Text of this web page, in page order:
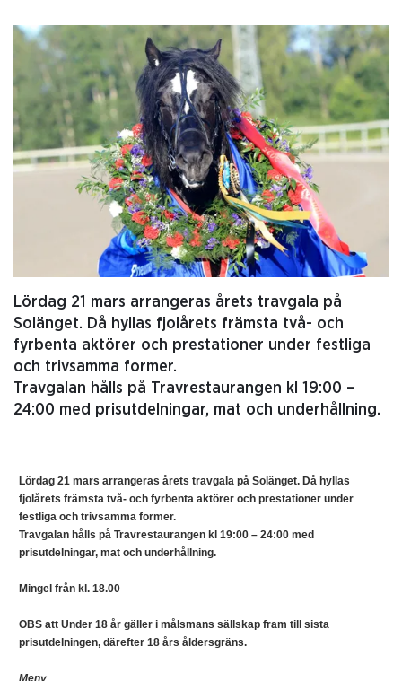
Lördag 21 mars arrangeras årets travgala på
Solänget. Då hyllas fjolårets främsta två- och
fyrbenta aktörer och prestationer under festliga
och trivsamma former.
Travgalan hålls på Travrestaurangen kl 19:00 –
24:00 med prisutdelningar, mat och underhållning.
Lördag 21 mars arrangeras årets travgala på Solänget. Då hyllas
fjolårets främsta två- och fyrbenta aktörer och prestationer under
festliga och trivsamma former.
Travgalan hålls på Travrestaurangen kl 19:00 – 24:00 med
prisutdelningar, mat och underhållning.
Mingel från kl. 18.00
OBS att Under 18 år gäller i målsmans sällskap fram till sista
prisutdelningen, därefter 18 års åldersgräns.
Meny